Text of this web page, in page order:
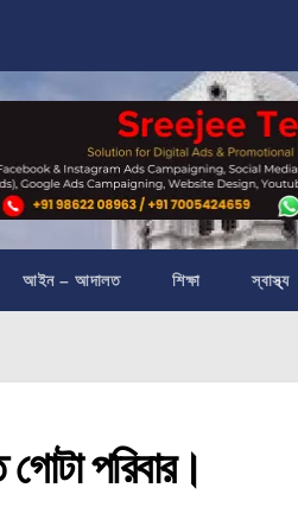
আইন – আদালত শিক্ষা স্বাস্থ্য
পরিবার।